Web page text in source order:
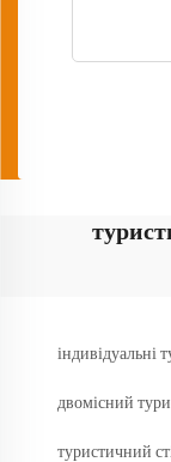
індивідуальні
двомісний
туристичний